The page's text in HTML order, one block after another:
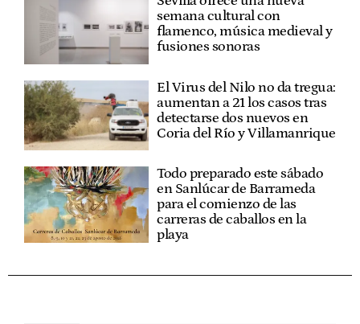
semana cultural con
flamenco, música medieval y
fusiones sonoras
El Virus del Nilo no da tregua:
aumentan a 21 los casos tras
detectarse dos nuevos en
Coria del Río y Villamanrique
Todo preparado este sábado
en Sanlúcar de Barrameda
para el comienzo de las
carreras de caballos en la
playa